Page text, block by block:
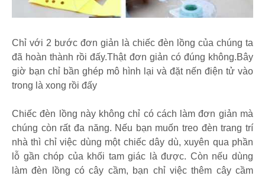
Chỉ với 2 bước đơn giản là chiếc đèn lồng của chúng ta
đã hoàn thành rồi đấy.Thật đơn giản có đúng không.Bây
giờ bạn chỉ bần ghép mô hình lại và đặt nến điện tử vào
trong là xong rồi đấy
Chiếc đèn lồng này không chỉ có cách làm đơn giản mà
chúng còn rất đa năng. Nếu bạn muốn treo đèn trang trí
nhà thì chỉ việc dùng một chiếc dây dù, xuyên qua phần
lỗ gần chóp của khối tam giác là được. Còn nếu dùng
làm đèn lồng có cây cầm, bạn chỉ việc thêm cây cầm